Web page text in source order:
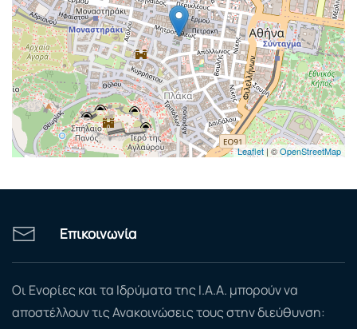
Leaflet| ©OpenStreetMap
Επικοινωνία
Οι Ενορίες και τα Ιδρύματα της Ι.Α.Α. μπορούν να
αποστέλλουν τις Ανακοινώσεις τους στην διεύθυνση: